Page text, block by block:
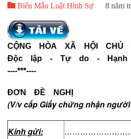
 Biểu Mẫu Luật Hình Sự 8 năm
CỘNG HÒA XÃ HỘI CHỦ
Độc lập - Tự do - Hạnh
----***----
ĐƠN ĐỀ NGHỊ
(V/v cấp Giấy chứng nhận
Kính gửi: